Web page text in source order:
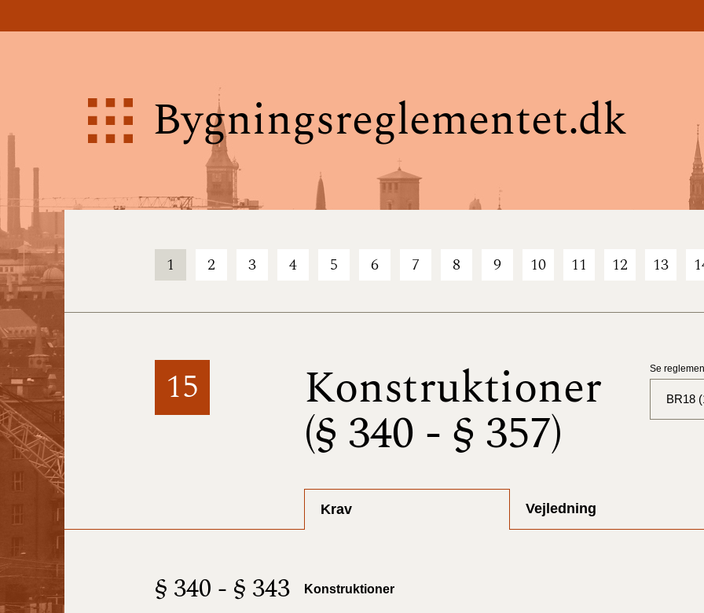
Bygningsreglementet.dk
1 2 3 4 5 6 7 8 9 10 11 12 13
15 Konstruktioner
(§ 340 - § 357)
Se
BR18
Krav Vejledning
§ 340 - § 343 Konstruktioner